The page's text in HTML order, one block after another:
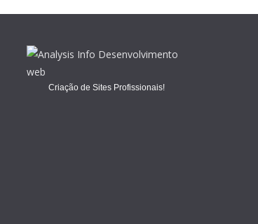
Criação de Sites Profissionais!